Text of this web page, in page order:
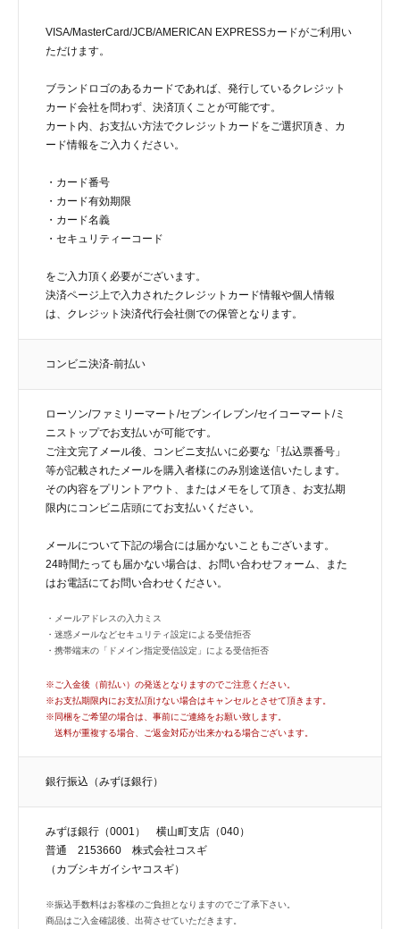
VISA/MasterCard/JCB/AMERICAN EXPRESSカードがご利用い
ただけます。
ブランドロゴのあるカードであれば、発行しているクレジット
カード会社を問わず、決済頂くことが可能です。
カート内、お支払い方法でクレジットカードをご選択頂き、カ
ード情報をご入力ください。
・カード番号
・カード有効期限
・カード名義
・セキュリティーコード
をご入力頂く必要がございます。
決済ページ上で入力されたクレジットカード情報や個人情報
は、クレジット決済代行会社側での保管となります。
コンビニ決済-前払い
ローソン/ファミリーマート/セブンイレブン/セイコーマート/ミ
ニストップでお支払いが可能です。
ご注文完了メール後、コンビニ支払いに必要な「払込票番号」
等が記載されたメールを購入者様にのみ別途送信いたします。
その内容をプリントアウト、またはメモをして頂き、お支払期
限内にコンビニ店頭にてお支払いください。
メールについて下記の場合には届かないこともございます。
24時間たっても届かない場合は、お問い合わせフォーム、また
はお電話にてお問い合わせください。
・メールアドレスの入力ミス
・迷惑メールなどセキュリティ設定による受信拒否
・携帯端末の「ドメイン指定受信設定」による受信拒否
※ご入金後（前払い）の発送となりますのでご注意ください。
※お支払期限内にお支払頂けない場合はキャンセルとさせて頂きます。
※同梱をご希望の場合は、事前にご連絡をお願い致します。
送料が重複する場合、ご返金対応が出来かねる場合ございます。
銀行振込（みずほ銀行）
みずほ銀行（0001） 横山町支店（040）
普通 2153660 株式会社コスギ
（カブシキガイシヤコスギ）
※振込手数料はお客様のご負担となりますのでご了承下さい。
商品はご入金確認後、出荷させていただきます。